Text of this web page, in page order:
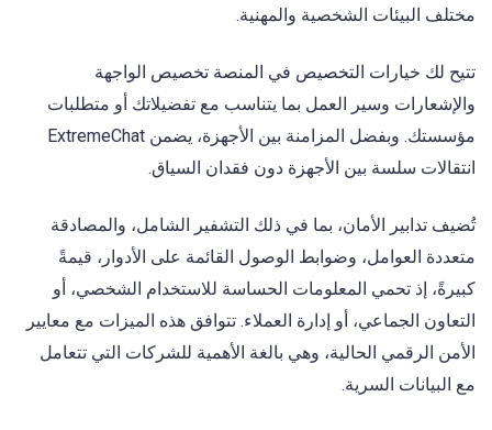
مختلف البيئات الشخصية والمهنية.
تتيح لك خيارات التخصيص في المنصة تخصيص الواجهة
والإشعارات وسير العمل بما يتناسب مع تفضيلاتك أو متطلبات
مؤسستك. وبفضل المزامنة بين الأجهزة، يضمن ExtremeChat
انتقالات سلسة بين الأجهزة دون فقدان السياق.
تُضيف تدابير الأمان، بما في ذلك التشفير الشامل، والمصادقة
متعددة العوامل، وضوابط الوصول القائمة على الأدوار، قيمةً
كبيرةً، إذ تحمي المعلومات الحساسة للاستخدام الشخصي، أو
التعاون الجماعي، أو إدارة العملاء. تتوافق هذه الميزات مع معايير
الأمن الرقمي الحالية، وهي بالغة الأهمية للشركات التي تتعامل
مع البيانات السرية.